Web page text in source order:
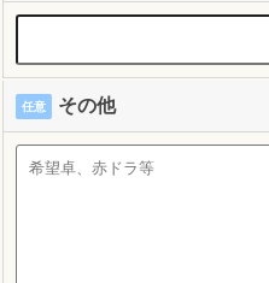
任意 その他